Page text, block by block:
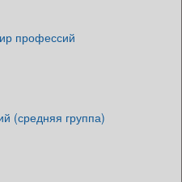
профессий
(средняя группа)